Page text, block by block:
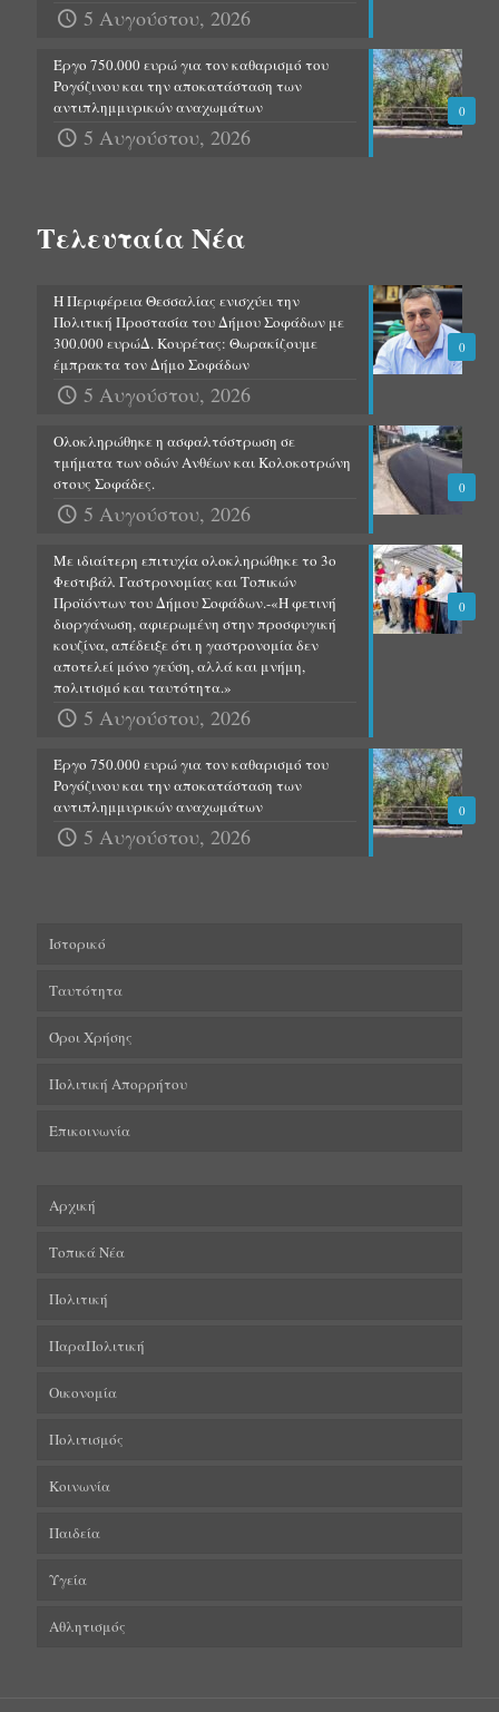
5 Αυγούστου, 2026
0
Έργο 750.000 ευρώ για τον καθαρισμό του
Ρογόζινου και την αποκατάσταση των
αντιπλημμυρικών αναχωμάτων
5 Αυγούστου, 2026
Τελευταία Νέα
0
Η Περιφέρεια Θεσσαλίας ενισχύει την
Πολιτική Προστασία του Δήμου Σοφάδων με
300.000 ευρώΔ. Κουρέτας: Θωρακίζουμε
έμπρακτα τον Δήμο Σοφάδων
5 Αυγούστου, 2026
0
Ολοκληρώθηκε η ασφαλτόστρωση σε
τμήματα των οδών Ανθέων και Κολοκοτρώνη
στους Σοφάδες.
5 Αυγούστου, 2026
0
Με ιδιαίτερη επιτυχία ολοκληρώθηκε το 3ο
Φεστιβάλ Γαστρονομίας και Τοπικών
Προϊόντων του Δήμου Σοφάδων.-«Η φετινή
διοργάνωση, αφιερωμένη στην προσφυγική
κουζίνα, απέδειξε ότι η γαστρονομία δεν
αποτελεί μόνο γεύση, αλλά και μνήμη,
πολιτισμό και ταυτότητα.»
5 Αυγούστου, 2026
0
Έργο 750.000 ευρώ για τον καθαρισμό του
Ρογόζινου και την αποκατάσταση των
αντιπλημμυρικών αναχωμάτων
5 Αυγούστου, 2026
Ιστορικό
Ταυτότητα
Όροι Χρήσης
Πολιτική Απορρήτου
Επικοινωνία
Αρχική
Τοπικά Νέα
Πολιτική
ΠαραΠολιτική
Οικονομία
Πολιτισμός
Κοινωνία
Παιδεία
Υγεία
Αθλητισμός